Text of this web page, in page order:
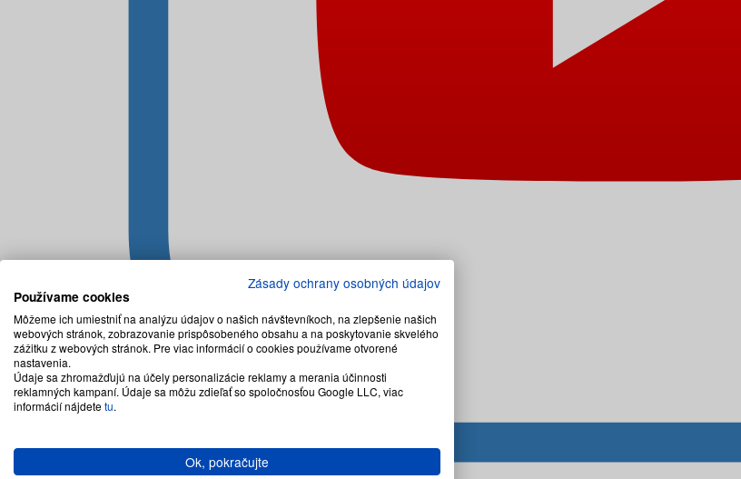
Zásady ochrany osobných údajov
Používame cookies
Môžeme ich umiestniť na analýzu údajov o našich návštevníkoch, na zlepšenie našich
webových stránok, zobrazovanie prispôsobeného obsahu a na poskytovanie skvelého
zážitku z webových stránok. Pre viac informácií o cookies používame otvorené
nastavenia.
Údaje sa zhromažďujú na účely personalizácie reklamy a merania účinnosti
reklamných kampaní. Údaje sa môžu zdieľať so spoločnosťou Google LLC, viac
informácií nájdetetu.
Ok, pokračujte